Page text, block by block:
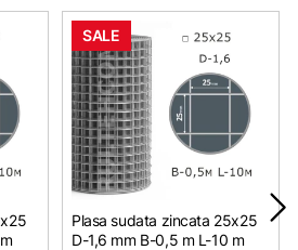
SALE
Plasa sudata zincata 25х25
D-1,6 mm B-0,5 m L-10 m